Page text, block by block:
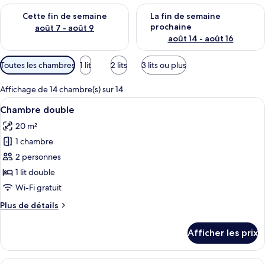
Cette fin de semaine
août 7 - août 9
Vérifier la disponibilité pour cette fin de semaine août 7 -
La fin de semaine
prochaine
août 14 - août 16
Vérifier la disponibilité pour
Filtres
disponibles
pour
les
chambres
Toutes les chambres 1 lit 2 lits 3 lits ou plus
Affichage de 14 chambre(s) sur 14
Afficher
toutes
les
photos
pour
ce
type
chambre :
Une chambre d’hôtel moderne
9
Chambre double
20 m²
1 chambre
2 personnes
1 lit double
Wi-Fi gratuit
Plus de détails
Plus
Chambre
double
Afficher les prix
Une chambre d’hôtel moderne,